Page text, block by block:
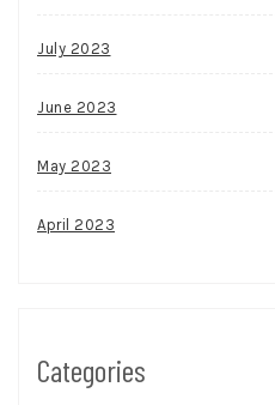
July 2023
June 2023
May 2023
April 2023
Categories